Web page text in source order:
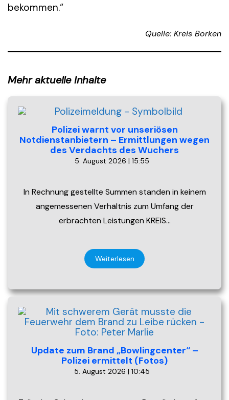
bekommen.“
Quelle: Kreis Borken
Mehr aktuelle Inhalte
Polizei warnt vor unseriösen
Notdienstanbietern – Ermittlungen wegen
des Verdachts des Wuchers
5. August 2026 | 15:55
In Rechnung gestellte Summen standen in keinem
angemessenen Verhältnis zum Umfang der
erbrachten Leistungen KREIS…
Weiterlesen
Update zum Brand „Bowlingcenter“ –
Polizei ermittelt (Fotos)
5. August 2026 | 10:45